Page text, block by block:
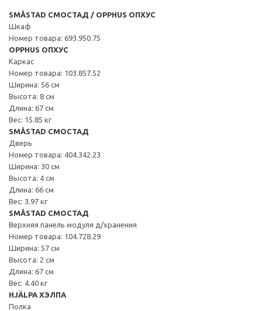
SMÅSTAD СМОСТАД / OPPHUS ОПХУС
Шкаф
Номер товара: 693.950.75
OPPHUS ОПХУС
Каркас
Номер товара: 103.857.52
Ширина: 56 см
Высота: 8 см
Длина: 67 см
Вес: 15.85 кг
SMÅSTAD СМОСТАД
Дверь
Номер товара: 404.342.23
Ширина: 30 см
Высота: 4 см
Длина: 66 см
Вес: 3.97 кг
SMÅSTAD СМОСТАД
Верхняя панель модуля д/хранения
Номер товара: 104.728.29
Ширина: 57 см
Высота: 2 см
Длина: 67 см
Вес: 4.40 кг
HJÄLPA ХЭЛПА
Полка